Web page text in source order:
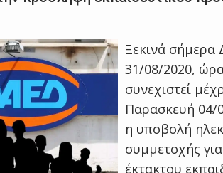
Ξεκινά σήμερα
31/08/2020,
συνεχιστεί
Παρασκευή 04/
η υποβολή
συμμετοχής
έκτακτου